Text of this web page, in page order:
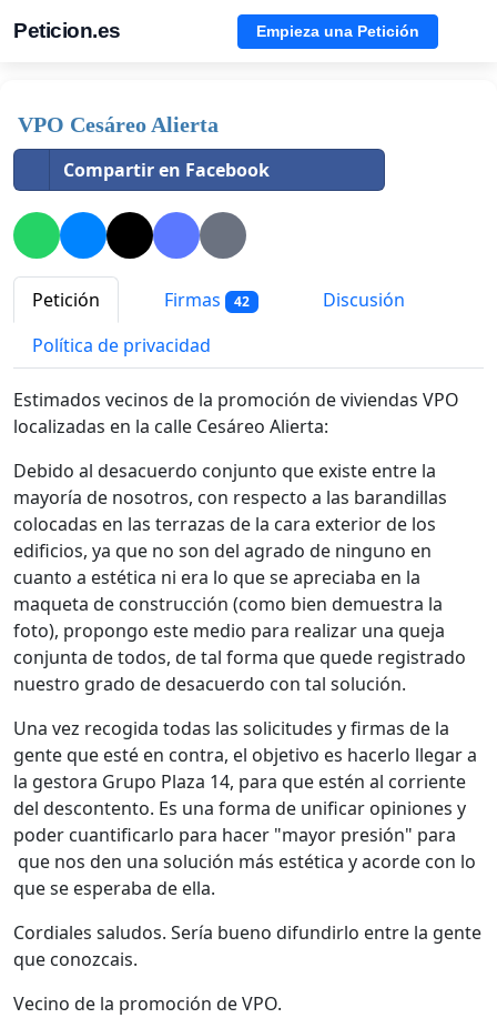
Peticion.es Empieza una Petición
VPO Cesáreo Alierta
Compartir en Facebook
Petición Firmas 42
Discusión
Política de privacidad
Estimados vecinos de la promoción de viviendas VPO
localizadas en la calle Cesáreo Alierta:
Debido al desacuerdo conjunto que existe entre la
mayoría de nosotros, con respecto a las barandillas
colocadas en las terrazas de la cara exterior de los
edificios, ya que no son del agrado de ninguno en
cuanto a estética ni era lo que se apreciaba en la
maqueta de construcción (como bien demuestra la
foto), propongo este medio para realizar una queja
conjunta de todos, de tal forma que quede registrado
nuestro grado de desacuerdo con tal solución.
Una vez recogida todas las solicitudes y firmas de la
gente que esté en contra, el objetivo es hacerlo llegar a
la gestora Grupo Plaza 14, para que estén al corriente
del descontento. Es una forma de unificar opiniones y
poder cuantificarlo para hacer "mayor presión" para
que nos den una solución más estética y acorde con lo
que se esperaba de ella.
Cordiales saludos. Sería bueno difundirlo entre la gente
que conozcais.
Vecino de la promoción de VPO.